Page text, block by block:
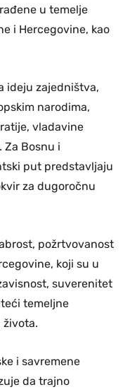
u temelje
i Hercegovine, kao
ideju zajedništva,
narodima,
vladavine
Za Bosnu i
put predstavljaju
za dugoročnu
požrtvovanost
koji su u
suverenitet
temeljne
života.
i savremene
da trajno